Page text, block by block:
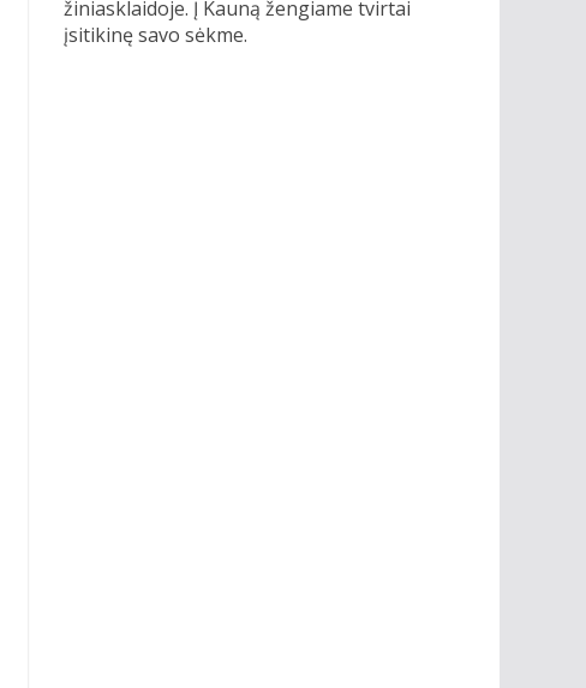
žiniasklaidoje. Į Kauną žengiame tvirtai
įsitikinę savo sėkme.